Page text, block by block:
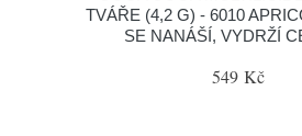
TVÁŘE (4,2 G) - 6010
SE NANÁŠÍ, VYDRŽÍ
549 Kč